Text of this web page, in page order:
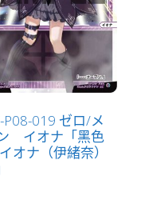
P08-019 ゼロ/メ
イオナ「黑色
オナ（伊緒奈）